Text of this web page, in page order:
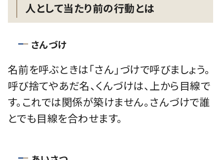
人として当たり前の行動とは
さんづけ
名前を呼ぶときは「さん」づけで呼びましょう。
呼び捨てやあだ名、くんづけは、上から目線で
す。これでは関係が築けません。さんづけで誰
とでも目線を合わせます。